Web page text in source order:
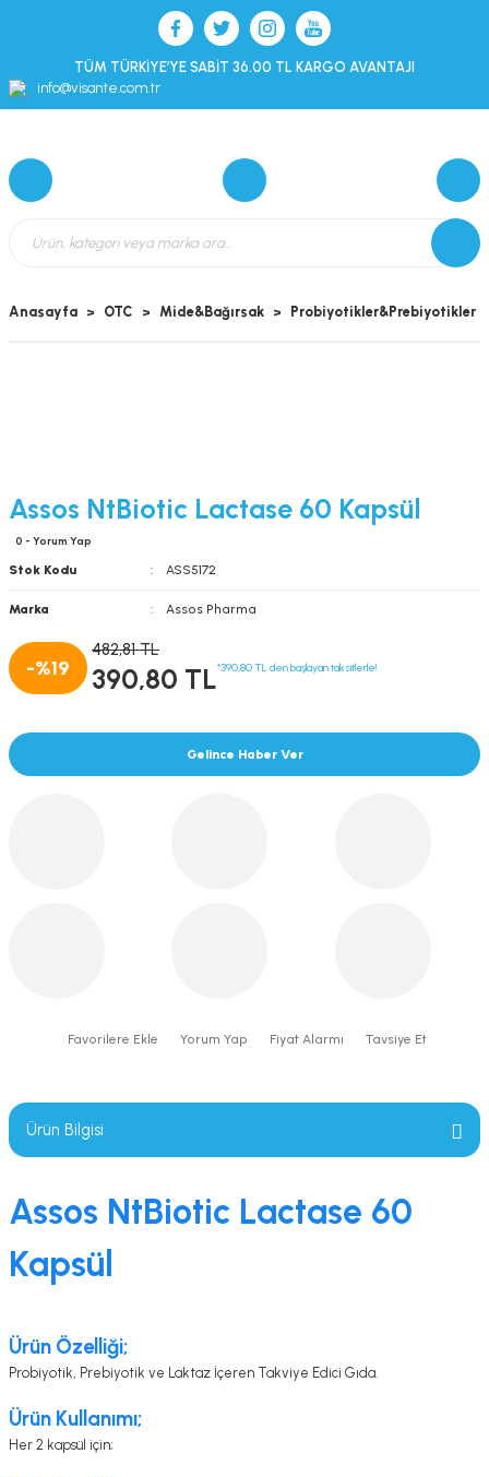
TÜM TÜRKİYE’YE SABİT 36.00 TL KARGO AVANTAJI
info@visante.com.tr
Anasayfa OTC Mide&Bağırsak Probiyotikler&Prebiyotikler
Assos NtBiotic Lactase 60 Kapsül
0 - Yorum Yap
Stok Kodu ASS5172
Marka Assos Pharma
-%19
482,81 TL
390,80 TL*390,80 TL den başlayan taksitlerle!
Gelince Haber Ver
Yorum Yap Fiyat Alarmı Tavsiye Et
Ürün Bilgisi
Assos NtBiotic Lactase 60
Kapsül
Ürün Özelliği;
Probiyotik, Prebiyotik ve Laktaz İçeren Takviye Edici Gıda.
Ürün Kullanımı;
Her 2 kapsül için;